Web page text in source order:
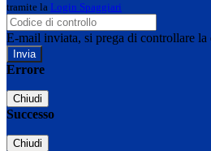
tramite la Login Spaggiari
E-mail inviata, si prega di controllare la
Errore
Chiudi
Successo
Chiudi